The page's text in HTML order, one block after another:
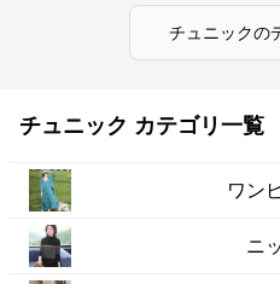
チュニックの
チュニック カテゴリ一覧
ワン
ニ